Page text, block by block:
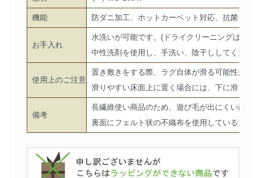
機能 防ダニ加工、ホットカーペット対応、抗菌、ウォ
お手入れ
水洗いが可能です。(ドライクリーニングはできま
中性洗剤を使用し、手洗い、陰干ししてくださ
使用上のご注意
置き敷きをする際、ラグ自体が滑る可能性がござ
滑りやすい床面上に置く場合には、下に滑り止
備考
長繊維使い商品のため、遊び毛が出にくい商品で
裏面にフェルト状の不織布を使用しているため、